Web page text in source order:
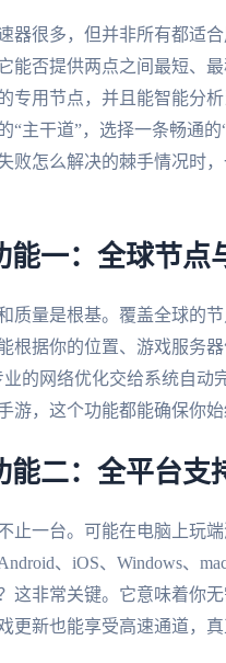
器很多，但并非所有都适
能否提供两点之间最短、
专用节点，并且能智能分
“主干道”，选择一条畅通
败怎么解决的棘手情况时
能一：全球节点
质量是根基。覆盖全球的
根据你的位置、游戏服务
业的网络优化交给系统自动
游，这个功能都能确保你始
能二：全平台支
止一台。可能在电脑上玩
、iOS、Windows、
这非常关键。它意味着你
更新也能享受高速通道，